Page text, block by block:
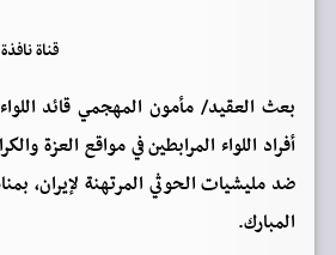
قناة
أفراد اللواء المرابطين في مواقع العزة
ضد مليشيات الحوثي المرتهنة لإيران،
المبارك.